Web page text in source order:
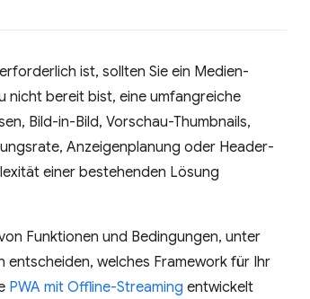
ist, sollten Sie ein Medien-
nicht bereit bist, eine umfangreiche
Bild-in-Bild, Vorschau-Thumbnails,
Anzeigenplanung oder Header-
einer bestehenden Lösung
Funktionen und Bedingungen, unter
entscheiden, welches Framework für Ihr
PWA mit Offline-Streaming entwickelt